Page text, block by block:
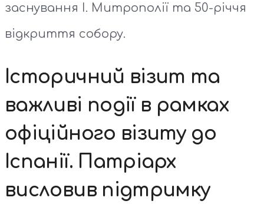
заснування І. Митрополії та 50-річчя
відкриття собору.
Історичний візит та
важливі події в рамках
офіційного візиту до
Іспанії. Патріарх
висловив підтримку